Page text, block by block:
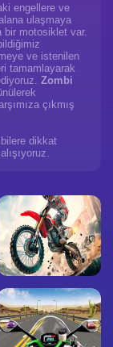
engellere ve
ulaşmaya
bir motosiklet var.
ve istenilen
tamamlayarak
Zombi
çıkmış
dikkat